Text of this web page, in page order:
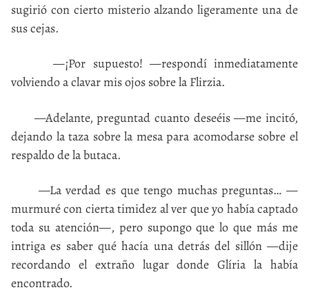
sugirió con cierto misterio alzando ligeramente una de
sus cejas.
—¡Por supuesto! —respondí inmediatamente
volviendo a clavar mis ojos sobre la Flirzia.
—Adelante, preguntad cuanto deseéis —me incitó,
dejando la taza sobre la mesa para acomodarse sobre el
respaldo de la butaca.
—La verdad es que tengo muchas preguntas… —
murmuré con cierta timidez al ver que yo había captado
toda su atención—, pero supongo que lo que más me
intriga es saber qué hacía una detrás del sillón —dije
recordando el extraño lugar donde Glíria la había
encontrado.